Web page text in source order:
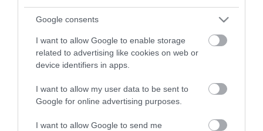
Google consents
I want to allow Google to enable storage
related to advertising like cookies on web or
device identifiers in apps.
I want to allow my user data to be sent to
Google for online advertising purposes.
I want to allow Google to send me
"Viktor, veled vagyunk" - Szimpatizánsok fogadták Orbánt
Figyelem! A cikkhez hozzáfűzött hozzászólások nem a
kommenteket nem tudja befolyásolni - azok az olvasók személyes véleményét
tartalmazzák.